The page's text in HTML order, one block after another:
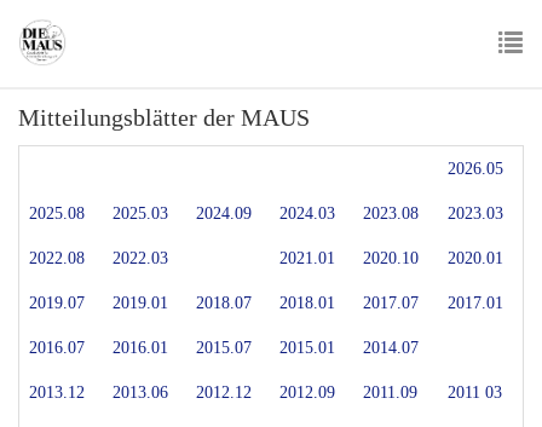
main
Mitteilungsblätter der MAUS
2026.05
2025.08 2025.03 2024.09 2024.03 2023.08 2023.03
2022.08 2022.03 2021.01 2020.10 2020.01
2019.07 2019.01 2018.07 2018.01 2017.07 2017.01
2016.07 2016.01 2015.07 2015.01 2014.07
2013.12 2013.06 2012.12 2012.09 2011.09 2011 03